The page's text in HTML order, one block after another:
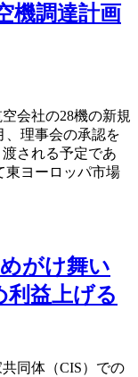
機調達計画
会社の28機の新規
、理事会の承認を
される予定であ
東ヨーロッパ市場
がけ舞い
利益上げる
同体（CIS）での